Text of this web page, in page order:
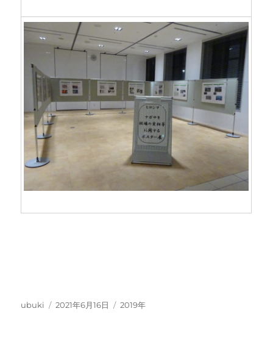
投
ubuki
投
2021年6月16日
カ
2019年